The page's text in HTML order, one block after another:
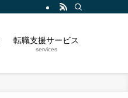
転職支援サービス
services